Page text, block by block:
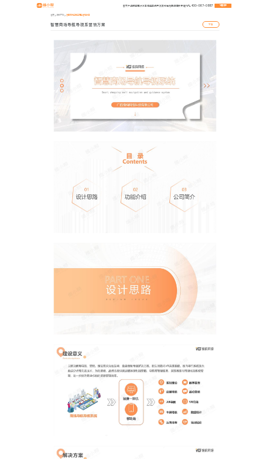
首页产品服务解决方案 精选案例开发资料库常见问题关于维构 400-067-0887 地图演示
首页 资料下载 智慧商场导航导视系营销方案
智慧商场导航导视系营销方案 下载